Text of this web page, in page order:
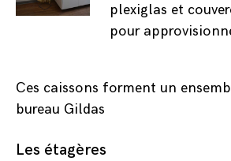
plexiglas et
pour
Ces caissons forment un
bureau Gildas
Les étagères